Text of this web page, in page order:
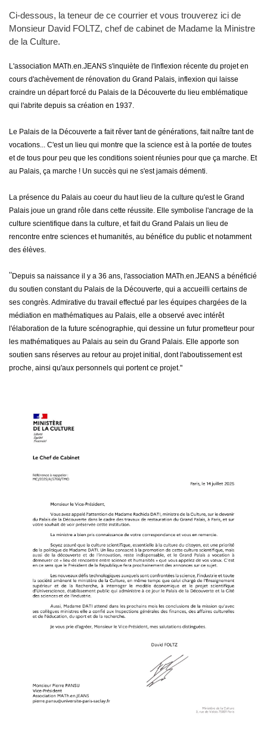
Ci-dessous, la teneur de ce courrier et vous trouverez ici de
Monsieur David FOLTZ, chef de cabinet de Madame la Ministre
de la Culture.
L'association MATh.en.JEANS s'inquiète de l'inflexion récente du projet en
cours d'achèvement de rénovation du Grand Palais, inflexion qui laisse
craindre un départ forcé du Palais de la Découverte du lieu emblématique
qui l'abrite depuis sa création en 1937.
Le Palais de la Découverte a fait rêver tant de générations, fait naître tant de
vocations... C'est un lieu qui montre que la science est à la portée de toutes
et de tous pour peu que les conditions soient réunies pour que ça marche. Et
au Palais, ça marche ! Un succès qui ne s'est jamais démenti.
La présence du Palais au coeur du haut lieu de la culture qu'est le Grand
Palais joue un grand rôle dans cette réussite. Elle symbolise l'ancrage de la
culture scientifique dans la culture, et fait du Grand Palais un lieu de
rencontre entre sciences et humanités, au bénéfice du public et notamment
des élèves.
"Depuis sa naissance il y a 36 ans, l'association MATh.en.JEANS a bénéficié
du soutien constant du Palais de la Découverte, qui a accueilli certains de
ses congrès. Admirative du travail effectué par les équipes chargées de la
médiation en mathématiques au Palais, elle a observé avec intérêt
l'élaboration de la future scénographie, qui dessine un futur prometteur pour
les mathématiques au Palais au sein du Grand Palais. Elle apporte son
soutien sans réserves au retour au projet initial, dont l'aboutissement est
proche, ainsi qu'aux personnels qui portent ce projet."